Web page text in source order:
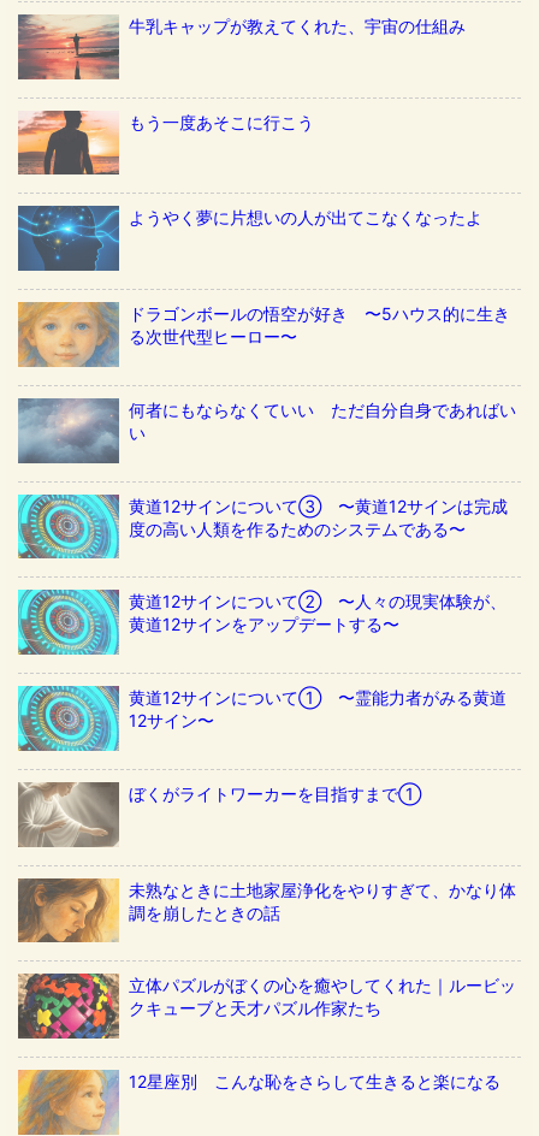
牛乳キャップが教えてくれた、宇宙の仕組み
もう一度あそこに行こう
ようやく夢に片想いの人が出てこなくなったよ
ドラゴンボールの悟空が好き 〜5ハウス的に生き
る次世代型ヒーロー〜
何者にもならなくていい ただ自分自身であればい
い
黄道12サインについて③ 〜黄道12サインは完成
度の高い人類を作るためのシステムである〜
黄道12サインについて② 〜人々の現実体験が、
黄道12サインをアップデートする〜
黄道12サインについて① 〜霊能力者がみる黄道
12サイン〜
ぼくがライトワーカーを目指すまで①
未熟なときに土地家屋浄化をやりすぎて、かなり体
調を崩したときの話
立体パズルがぼくの心を癒やしてくれた｜ルービッ
クキューブと天才パズル作家たち
12星座別 こんな恥をさらして生きると楽になる